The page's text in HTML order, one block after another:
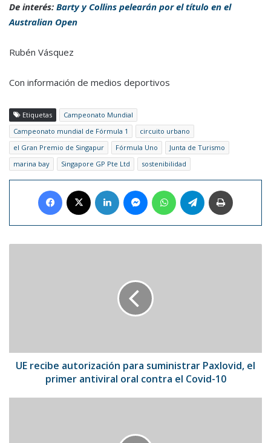
De interés: Barty y Collins pelearán por el título en el
Australian Open
Rubén Vásquez
Con información de medios deportivos
Etiquetas
Campeonato Mundial
Campeonato mundial de Fórmula 1
circuito urbano
el Gran Premio de Singapur
Fórmula Uno
Junta de Turismo
marina bay
Singapore GP Pte Ltd sostenibilidad
Facebook LinkedIn MessengerWhatsAppTelegram
antiviral
oral
UE recibe autorización para suministrar Paxlovid, el
primer antiviral oral contra el Covid-10